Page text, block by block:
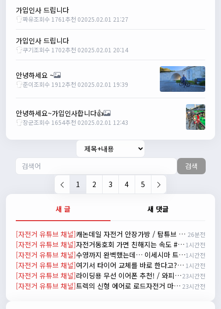
새 글 새 댓글
[자전거 유튜브 채널] 캐논데일 자전거 안장가방 / 탑튜브 가방 60% 할인 26분전
[자전거 유튜브 채널] 자전거동호회 가면 친해지는 속도 #자전거동호회 #cycling 1시간전
[자전거 유튜브 채널] 수영까지 완벽했는데… 이세시마 트라이애슬론에서 생긴 일1시간전
[자전거 유튜브 채널] 여기서 타이어 교체를 바로 한다고? #자동차 #타이어 #정비 1시간전
[자전거 유튜브 채널] 라이딩용 무선 이어폰 추천! / 와피크 RS3 리뷰23시간전
[자전거 유튜브 채널] 트렉의 신형 에어로 로드자전거 마돈 SLR 9 실물 리뷰 23시간전
감사합니다 파이팅!!!!
2/14/2025
서준22:03:11
저 첫 로드로 힉스 바버비 살려하는데 괜찮나요?
2/16/2025
자출조아
15:14:23
시즌온 하신 분들 모두 안라하세요~~
2/17/2025
시즌온이랑 안라가 몬가요?
시즌온은 시즌이 시작됬다는거고 안라는 안전한 라이딩으로
자출조아
2/20/2025
시즌이 곧 다가오네요 ^^ 모두 안전한 라이딩 하시기 바랍니
2/22/2025
자출조아18:44:23
넵!! 잔차나라도 시즌온과 함께 바쁜 하루하루 보내세요~~
3/1/2025
자출조아08:54:33
수도권은 3.1절 연휴 비소식...ㅠ ㅠ
가입인사 드립니다
짜유조회수 1761추천 02025.02.01 21:27
가입인사 드립니다
쿠기조회수 1702추천 02025.02.01 20:14
안녕하세요 ~
준이조회수 1912추천 02025.02.01 19:39
안녕하세요~가입인사합니다👍
장군조회수 1654추천 02025.02.01 12:43
검색
1
2 3 4 5